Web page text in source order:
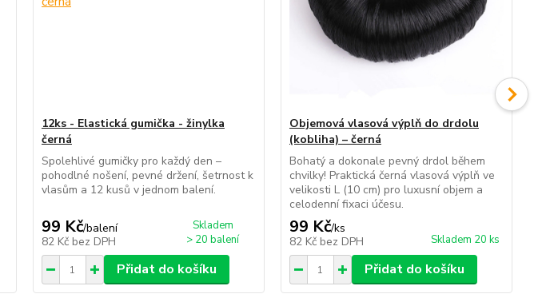
12ks - Elastická gumička - žinylka
černá
Spolehlivé gumičky pro každý den –
pohodlné nošení, pevné držení, šetrnost k
vlasům a 12 kusů v jednom balení.
99 Kč/balení
82 Kč bez DPH
Skladem
> 20 balení
Přidat do košíku
Objemová vlasová výplň do drdolu
(kobliha) – černá
Bohatý a dokonale pevný drdol během
chvilky! Praktická černá vlasová výplň ve
velikosti L (10 cm) pro luxusní objem a
celodenní fixaci účesu.
99 Kč/ks
82 Kč bez DPH Skladem 20 ks
Přidat do košíku